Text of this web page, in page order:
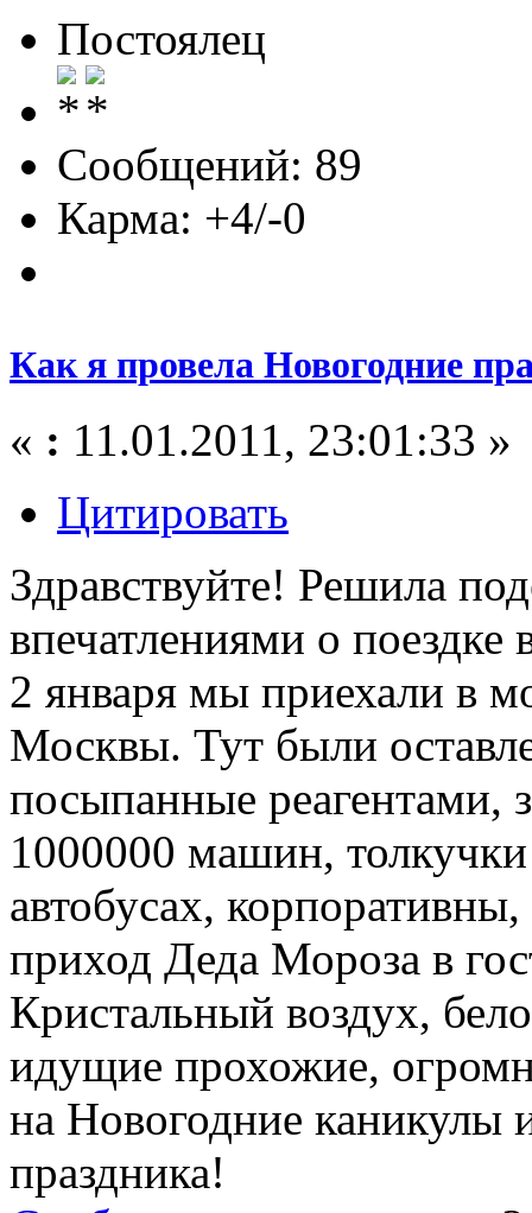
Постоялец
Сообщений: 89
Карма: +4/-0
Как я провела Новогодние
« : 11.01.2011, 23:01:33 »
Цитировать
Здравствуйте! Решила
впечатлениями о
2 января мы приехали в
Москвы. Тут были
посыпанные реагентами,
1000000 машин,
автобусах,
приход Деда Мороза в
Кристальный воздух,
идущие прохожие,
на Новогодние каникулы
праздника!